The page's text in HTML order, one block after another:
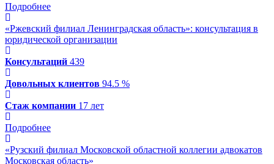
Подробнее
«Ржевский филиал Ленинградская область»: консультация в
юридической организации
Консультаций 439
Довольных клиентов 94.5 %
Стаж компании 17 лет
Подробнее
«Рузский филиал Московской областной коллегии адвокатов
Московская область»